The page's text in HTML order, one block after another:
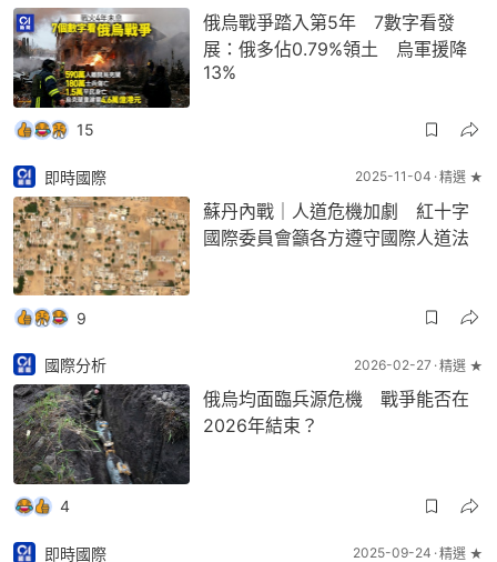
俄烏戰爭踏入第5年 7數字看發
展：俄多佔0.79%領土 烏軍援降
13%
15
即時國際 2025-11-04 精選 ★
蘇丹內戰｜人道危機加劇 紅十字
國際委員會籲各方遵守國際人道法
9
國際分析 2026-02-27 精選 ★
俄烏均面臨兵源危機 戰爭能否在
2026年結束？
4
即時國際 2025-09-24 精選 ★